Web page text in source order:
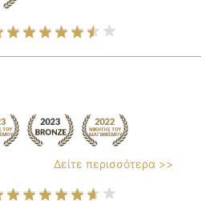
Δείτε περισσότερα >>